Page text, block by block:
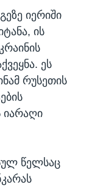
იერიში
ის
ეს
რუსეთის
იარაღი
წელსაც